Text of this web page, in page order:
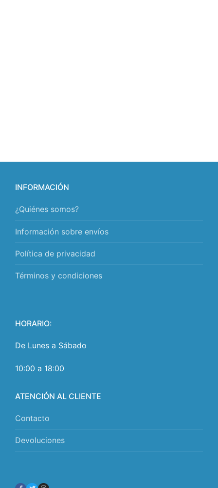
INFORMACIÓN
¿Quiénes somos?
Información sobre envíos
Política de privacidad
Términos y condiciones
HORARIO:
De Lunes a Sábado
10:00 a 18:00
ATENCIÓN AL CLIENTE
Contacto
Devoluciones